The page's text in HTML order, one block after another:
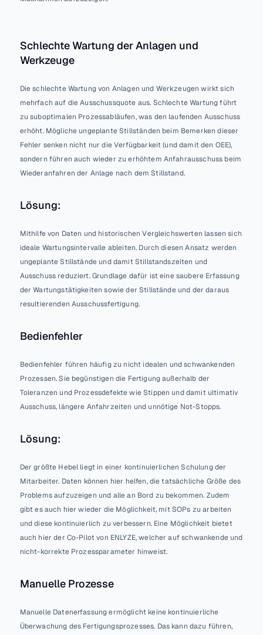
Schlechte Wartung der Anlagen und
Werkzeuge
Die schlechte Wartung von Anlagen und Werkzeugen wirkt sich
mehrfach auf die Ausschussquote aus. Schlechte Wartung führt
zu suboptimalen Prozessabläufen, was den laufenden Ausschuss
erhöht. Mögliche ungeplante Stillständen beim Bemerken dieser
Fehler senken nicht nur die Verfügbarkeit (und damit den OEE),
sondern führen auch wieder zu erhöhtem Anfahrausschuss beim
Wiederanfahren der Anlage nach dem Stillstand.
Lösung:
Mithilfe von Daten und historischen Vergleichswerten lassen sich
ideale Wartungsintervalle ableiten. Durch diesen Ansatz werden
ungeplante Stillstände und damit Stillstandszeiten und
Ausschuss reduziert. Grundlage dafür ist eine saubere Erfassung
der Wartungstätigkeiten sowie der Stillstände und der daraus
resultierenden Ausschussfertigung.
Bedienfehler
Bedienfehler führen häufig zu nicht idealen und schwankenden
Prozessen. Sie begünstigen die Fertigung außerhalb der
Toleranzen und Prozessdefekte wie Stippen und damit ultimativ
Ausschuss, längere Anfahrzeiten und unnötige Not-Stopps.
Lösung:
Der größte Hebel liegt in einer kontinuierlichen Schulung der
Mitarbeiter. Daten können hier helfen, die tatsächliche Größe des
Problems aufzuzeigen und alle an Bord zu bekommen. Zudem
gibt es auch hier wieder die Möglichkeit, mit SOPs zu arbeiten
und diese kontinuierlich zu verbessern. Eine Möglichkeit bietet
auch hier der Co-Pilot von ENLYZE, welcher auf schwankende und
nicht-korrekte Prozessparameter hinweist.
Manuelle Prozesse
Manuelle Datenerfassung ermöglicht keine kontinuierliche
Überwachung des Fertigungsprozesses. Das kann dazu führen,